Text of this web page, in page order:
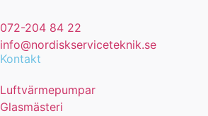
072-204 84 22
info@nordiskserviceteknik.se
Kontakt
Luftvärmepumpar
Glasmästeri